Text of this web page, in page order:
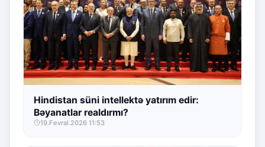
Hindistan süni intellektə yatırım edir:
Bəyanatlar realdırmı?
19.Fevral.2026 11:53